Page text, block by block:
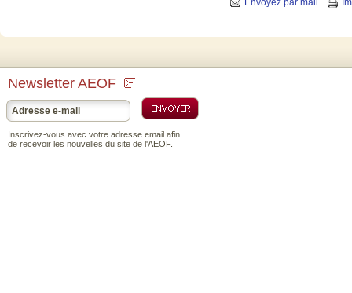
Newsletter AEOF
Inscrivez-vous avec votre adresse email afin
de recevoir les nouvelles du site de l'AEOF.